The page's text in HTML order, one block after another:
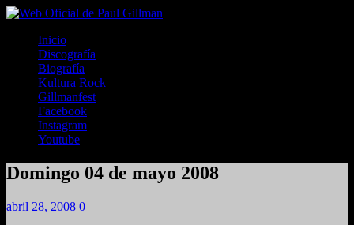
Inicio
Discografía
Biografía
Kultura Rock
Gillmanfest
Facebook
Instagram
Youtube
Domingo 04 de mayo 2008
abril 28, 2008 0